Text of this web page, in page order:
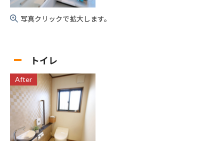
写真クリックで拡大します。
トイレ
After